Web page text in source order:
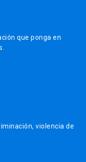
que ponga en
violencia de